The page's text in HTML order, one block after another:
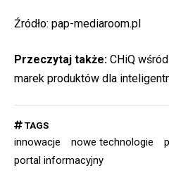
Źródło: pap-mediaroom.pl
Przeczytaj także: CHiQ
marek produktów dla
TAGS
innowacje nowe technologie
portal informacyjny